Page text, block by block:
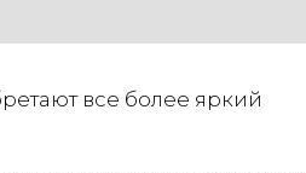
все более яркий